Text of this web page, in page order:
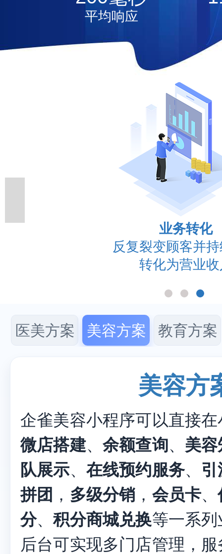
平均响应
顾客增长
以低成本甚至免
单日裂变数万
医美方案 美容方案 教育方案
美容方
企雀美容小程序可以直接
微店搭建、余额查询、 美
队展示、 在线预约服务、
拼团 ， 多级分销 ， 会员卡、
分、积分商城兑换等一系
后台可实现多门店管理，